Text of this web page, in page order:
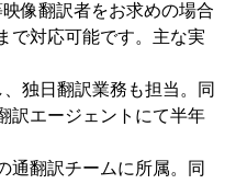
像翻訳者をお求めの場合
で対応可能です。主な実
独日翻訳業務も担当。同
訳エージェントにて半年
通翻訳チームに所属。同